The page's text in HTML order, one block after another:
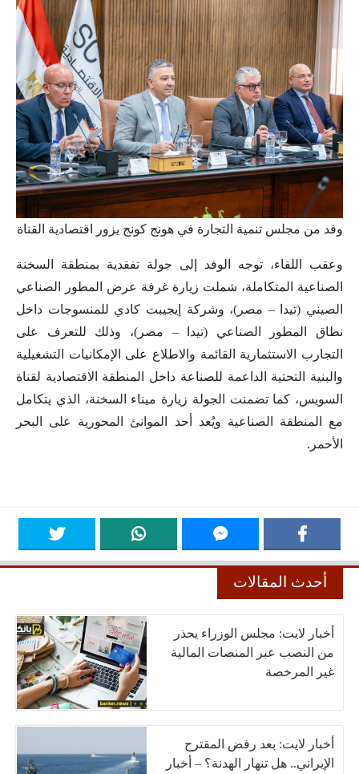
وفد من مجلس تنمية التجارة في هونج كونج يزور اقتصادية القناة
وعقب اللقاء، توجه الوفد إلى جولة تفقدية بمنطقة السخنة
الصناعية المتكاملة، شملت زيارة غرفة عرض المطور الصناعي
الصيني (تيدا – مصر)، وشركة إيجيبت كادي للمنسوجات داخل
نطاق المطور الصناعي (تيدا – مصر)، وذلك للتعرف على
التجارب الاستثمارية القائمة والاطلاع على الإمكانيات التشغيلية
والبنية التحتية الداعمة للصناعة داخل المنطقة الاقتصادية لقناة
السويس، كما تضمنت الجولة زيارة ميناء السخنة، الذي يتكامل
مع المنطقة الصناعية ويُعد أحد الموانئ المحورية على البحر
الأحمر.
أحدث المقالات
أخبار لايت: مجلس الوزراء يحذر
من النصب عبر المنصات المالية
غير المرخصة
أخبار لايت: بعد رفض المقترح
الإيراني.. هل تنهار الهدنة؟ – أخبار